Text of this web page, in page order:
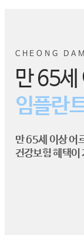
CHEONG
만 65세
임플란
만 65세 이상 어
건강보험 혜택이
청담네오
청담네오